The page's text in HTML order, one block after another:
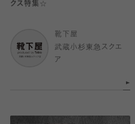
クス特集☆
靴下屋
武蔵小杉東急スクエ
ア